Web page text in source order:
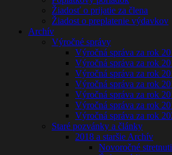
Žiadosť o prijatie za člena
Žiadost o preplatenie výdavkov
Archív
Výročné správy
Výročná správa za rok
Výročná správa za rok
Výročná správa za rok
Výročná správa za rok
Výročná správa za rok
Výročná správa za rok
Výročná správa za rok
Staré pozvánky a články
2018 a staršie Archív
Novoročné